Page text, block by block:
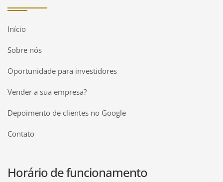
Início
Sobre nós
Oportunidade para investidores
Vender a sua empresa?
Depoimento de clientes no Google
Contato
Horário de funcionamento